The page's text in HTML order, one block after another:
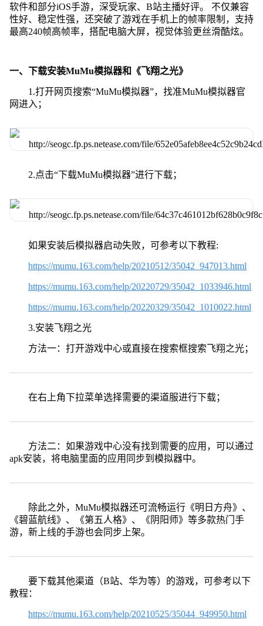
软件和部分iOS手游，深受玩家、B站主播好评。 不仅兼容
性好、稳定性强，还突破了游戏在手机上的帧率限制，支持
最高240帧高帧率，搭配电脑大屏，视觉体验更丝滑酷炫。
一、下载安装MuMu模拟器和《飞翔之光》
1.打开网页搜索“MuMu模拟器”，找准MuMu模拟器官
网进入；
2.点击“下载MuMu模拟器”进行下载；
如果安装后模拟器启动失败，可参考以下教程:
https://mumu.163.com/help/20210512/35042_947013.html
https://mumu.163.com/help/20220729/35042_1033946.html
https://mumu.163.com/help/20220329/35042_1010022.html
3.安装飞翔之光
方法一：打开游戏中心或直接在搜索框搜索飞翔之光；
在右上角下拉菜单选择需要的渠道服进行下载；
方法二：如果游戏中心没有找到需要的应用，可以通过
apk安装，将电脑里面的应用同步到模拟器中。
除此之外，MuMu模拟器还可流畅运行《明日方舟》、
《碧蓝航线》、《第五人格》、《阴阳师》等多款热门手
游，新上线的手游也会同步上架。
要下载其他渠道（B站、华为等）的游戏，可参考以下
教程：
https://mumu.163.com/help/20210525/35044_949950.html